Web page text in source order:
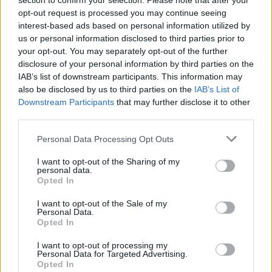
opt-out request is processed you may continue seeing
interest-based ads based on personal information utilized by
us or personal information disclosed to third parties prior to
your opt-out. You may separately opt-out of the further
disclosure of your personal information by third parties on the
IAB’s list of downstream participants. This information may
also be disclosed by us to third parties on the IAB’s List of
Downstream Participants that may further disclose it to other
Please note that this website/app uses one or more Google
not limited to your visit or usage behaviour. You may click to
grant or deny consent to Google and its third-party tags to
use your data for below specified purposes in below Google
consent section.
Personal Data Processing Opt Outs
I want to opt-out of the Sharing of my
personal data.
Opted In
I want to opt-out of the Sale of my
Personal Data.
Opted In
I want to opt-out of processing my
Personal Data for Targeted Advertising.
Opted In
semmibe nem telt, hogy a még amúgy is meleg kemencében
megsüsse az ételeket – sőt, még keresett is rajta - az asszonyok
meg segíthettek a férjüknek. Délben a háziasszonynak csak
kényelmesen haza kellett mennie a tepsi kész kajával, kirakta az
asztalra és a család meg tudott ebédelni. Az asszonynak csak
annyi dolga maradt, hogy a salátákat és az egyéb kiegészítőket
összerakja. Kis-Ázsiában más szokások voltak, amit leginkább az
határozott meg, hogy az emberek többnyire városokban éltek.
háztartáson belül fontos szerepet játszott a cselédség. A különböző
házigazdák mindennapjaira is kihatással voltak – így a görög
konyha ízeinek az átalakulásához is.
népszerűségnek örvend: a GYROS. Az ember nagyjából csak
annyit tud róla, hogy nyársra fűzött, nyesett húsról van szó, ami